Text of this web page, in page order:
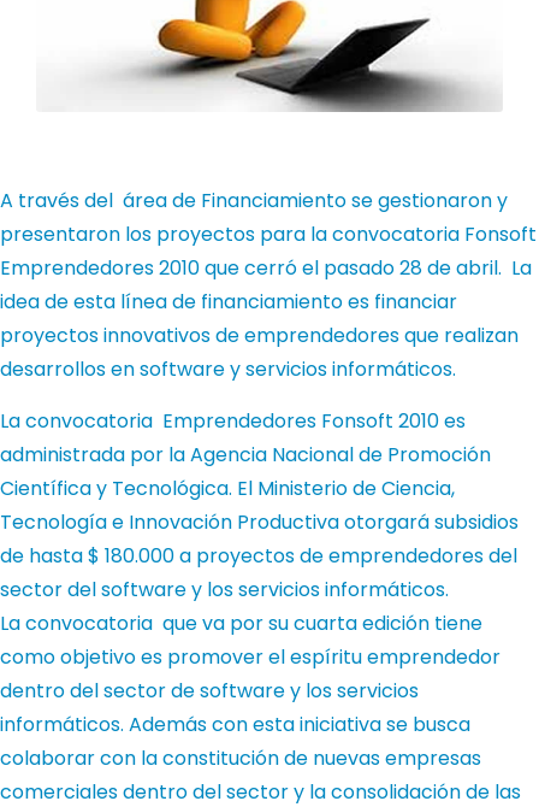
A través del área de Financiamiento se gestionaron y
presentaron los proyectos para la convocatoria Fonsoft
Emprendedores 2010 que cerró el pasado 28 de abril. La
idea de esta línea de financiamiento es financiar
proyectos innovativos de emprendedores que realizan
desarrollos en software y servicios informáticos.
La convocatoria Emprendedores Fonsoft 2010 es
administrada por la Agencia Nacional de Promoción
Científica y Tecnológica. El Ministerio de Ciencia,
Tecnología e Innovación Productiva otorgará subsidios
de hasta $ 180.000 a proyectos de emprendedores del
sector del software y los servicios informáticos.
La convocatoria que va por su cuarta edición tiene
como objetivo es promover el espíritu emprendedor
dentro del sector de software y los servicios
informáticos. Además con esta iniciativa se busca
colaborar con la constitución de nuevas empresas
comerciales dentro del sector y la consolidación de las